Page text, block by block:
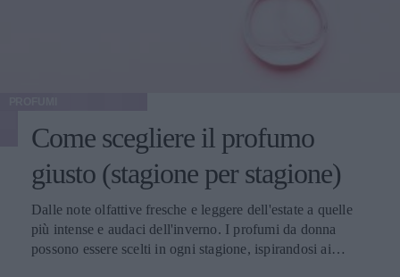
Come scegliere il profumo
giusto (stagione per stagione)
Dalle note olfattive fresche e leggere dell'estate a quelle
più intense e audaci dell'inverno. I profumi da donna
possono essere scelti in ogni stagione, ispirandosi ai